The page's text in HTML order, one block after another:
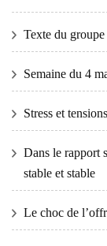
Texte du groupe
Semaine du 4
Stress et
Dans le rapport
stable et stable
Le choc de